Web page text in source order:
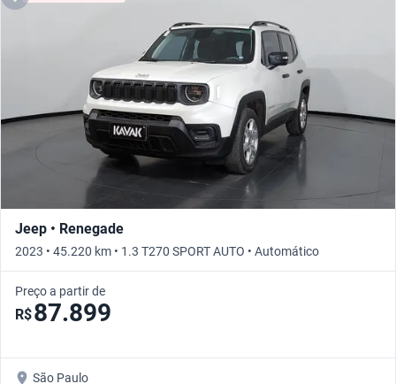
Jeep • Renegade
2023 • 45.220 km • 1.3 T270 SPORT AUTO • Automático
Preço a partir de
R$87.899
São Paulo